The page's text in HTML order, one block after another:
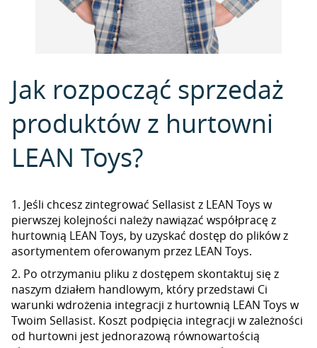
Jak rozpocząć sprzedaż
produktów z hurtowni
LEAN Toys?
1. Jeśli chcesz zintegrować Sellasist z LEAN Toys w
pierwszej kolejności należy nawiązać współpracę z
hurtownią LEAN Toys, by uzyskać dostęp do plików z
asortymentem oferowanym przez LEAN Toys.
2. Po otrzymaniu pliku z dostępem skontaktuj się z
naszym działem handlowym, który przedstawi Ci
warunki wdrożenia integracji z hurtownią LEAN Toys w
Twoim Sellasist. Koszt podpięcia integracji w zależności
od hurtowni jest jednorazową równowartością